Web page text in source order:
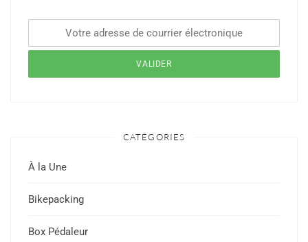
CATÉGORIES
À la Une
Bikepacking
Box Pédaleur